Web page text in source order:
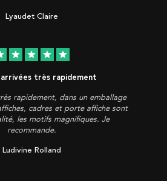
Lyaudet Claire
star star star star
très rapidement
rapidement, dans un emballage
cadres et porte affiche sont
les motifs magnifiques. Je
recommande.
Ludivine Rolland